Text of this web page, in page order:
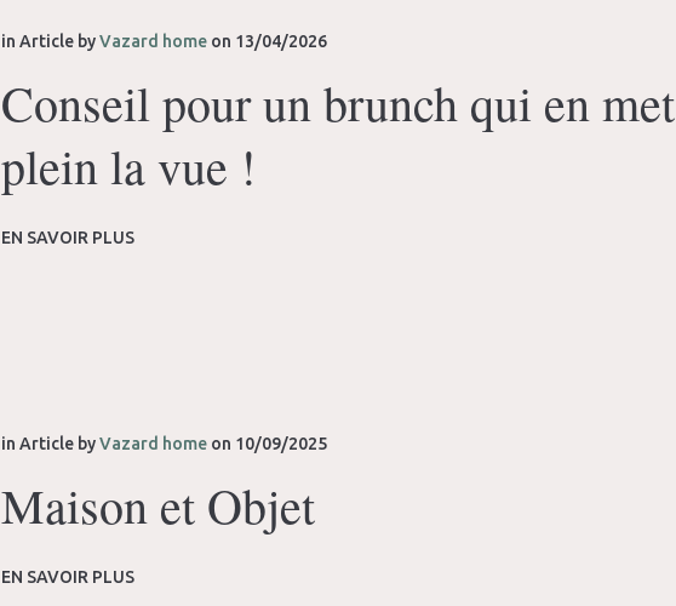
in Article byVazard home on 13/04/2026
Conseil pour un brunch qui en met
plein la vue !
EN SAVOIR PLUS
in Article byVazard home on 10/09/2025
Maison et Objet
EN SAVOIR PLUS